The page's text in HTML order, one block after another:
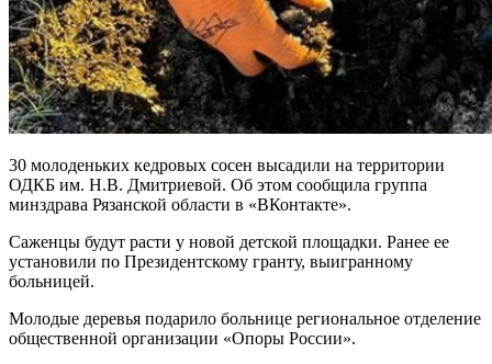
30 молоденьких кедровых сосен высадили на территории
ОДКБ им. Н.В. Дмитриевой. Об этом сообщила группа
минздрава Рязанской области в «ВКонтакте».
Саженцы будут расти у новой детской площадки. Ранее ее
установили по Президентскому гранту, выигранному
больницей.
Молодые деревья подарило больнице региональное отделение
общественной организации «Опоры России».